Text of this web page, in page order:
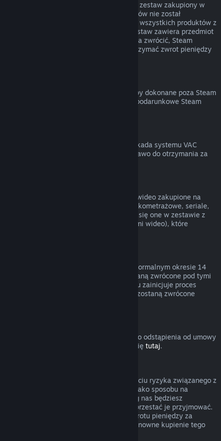
Możesz otrzymać zwrot pieniędzy za cały zestaw zakupiony w
Sklepie Steam, jeśli żaden z jego elementów nie został
przekazany lub łączny czas uruchomienia wszystkich produktów z
zestawu nie przekracza 2 godzin. Jeśli zestaw zawiera przedmiot
w grze lub DLC, który normalnie nie można zwrócić, Steam
poinformuje cię przy kasie, czy można otrzymać zwrot pieniędzy
Valve nie może zapewnić zwrotu za zakupy dokonane poza Steam
(na przykład klucze produktów lub karty podarunkowe Steam
Jeśli na twoje konto została nałożona blokada systemu VAC
(Valve Anti-Cheat) na daną grę, tracisz prawo do otrzymania za
Nie możemy zwracać pieniędzy za treści wideo zakupione na
Steam (na przykład filmy pełno- oraz krótkometrażowe, seriale,
odcinki czy poradniki), chyba że znajdują się one w zestawie z
innymi treściami (niebędącymi materiałami wideo), które
Nieodebrane prezenty można zwrócić w normalnym okresie 14
dni lub 2 godzin. Odebrane prezenty zostaną zwrócone pod tymi
samymi warunkami, jeśli adresat prezentu zainicjuje proces
zwrotu. Środki użyte do zakupu prezentu zostaną zwrócone
Wyjaśnienie dotyczące działania prawa do odstąpienia od umowy
w UE dla użytkowników Steam znajduje się tutaj.
Zwroty pieniędzy mają polegać na usunięciu ryzyka związanego z
kupowaniem produktów na Steam — nie jako sposobu na
zdobywanie darmowych gier. Jeśli według nas będziesz
nadużywać zwrotów pieniędzy, możemy przestać je przyjmować.
Nie uważamy za nadużycie zażądania zwrotu pieniędzy za
produkt zakupiony przed wyprzedażą i ponowne kupienie tego